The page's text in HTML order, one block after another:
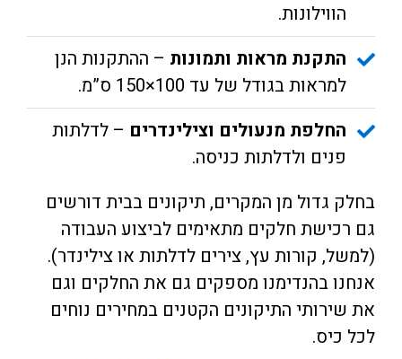
הווילונות.
התקנת מראות ותמונות – ההתקנות הנן
למראות בגודל של עד 100×150 ס”מ.
החלפת מנעולים וצילינדרים – לדלתות
פנים ולדלתות כניסה.
בחלק גדול מן המקרים, תיקונים בבית דורשים
גם רכישת חלקים מתאימים לביצוע העבודה
(למשל, קורות עץ, צירים לדלתות או צילינדר).
אנחנו בהנדימנו מספקים גם את החלקים וגם
את שירותי התיקונים הקטנים במחירים נוחים
לכל כיס.